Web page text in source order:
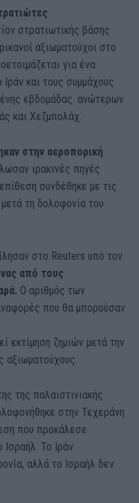
στρατιωτικής βάσης
αξιωματούχοι στο
για ένα
και τους συμμάχους
εβδομάδας. ανώτερων
και Χεζμπολάχ.
στην αεροπορική
ιρακινές πηγές
συνδέθηκε με τις
τη δολοφονία του
στο Reuters υπό τον
από τους
Ο αριθμός των
που θα μπορούσαν
εκτίμηση ζημιών μετά την
αξιωματούχους.
της παλαιστινιακής
στην Τεχεράνη
που προκάλεσε
Το Ιράν
αλλά το Ισραήλ δεν